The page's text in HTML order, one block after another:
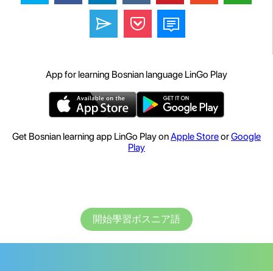
App for learning Bosnian language LinGo Play
Get Bosnian learning app LinGo Play onApple StoreorGoogle
Play
開始學習ボスニア語